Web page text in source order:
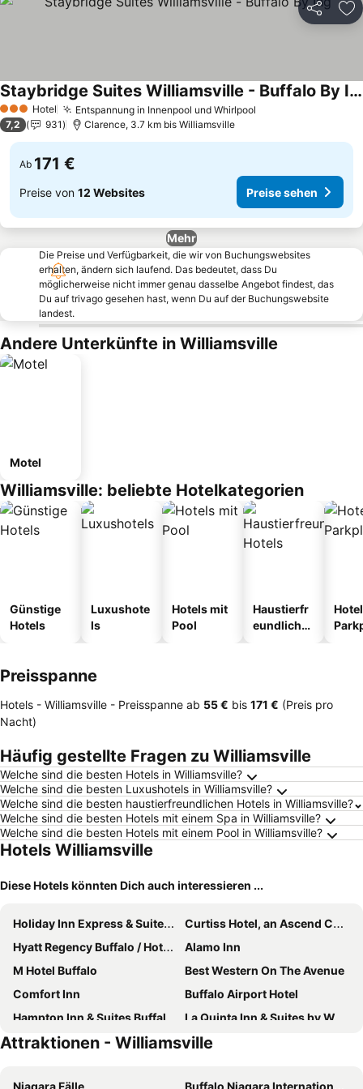
Teilen
3 SterneHotel Entspannung in Innenpool und Whirlpool
Staybridge Suites Williamsville - Buffalo By Ihg
Preise sehen
7,2 931 Clarence, 3.7 km bis Williamsville
Ab 171 €
Preise von 12 Websites Preise sehen
Mehr
Die Preise und Verfügbarkeit, die wir von Buchungswebsites
erhalten, ändern sich laufend. Das bedeutet, dass Du
möglicherweise nicht immer genau dasselbe Angebot findest, das
Du auf trivago gesehen hast, wenn Du auf der Buchungswebsite
landest.
Andere Unterkünfte in Williamsville
Motel
Williamsville: beliebte Hotelkategorien
Günstige
Hotels
Luxushote
ls
Hotels mit
Pool
Haustierfr
eundliche
Preisspanne
Hotels - Williamsville - Preisspanne ab ‎55 € bis ‎171 € (Preis pro
Nacht)
Häufig gestellte Fragen zu Williamsville
Welche sind die besten Hotels in Williamsville?
Welche sind die besten Luxushotels in Williamsville?
Welche sind die besten haustierfreundlichen Hotels in Williamsville?
Welche sind die besten Hotels mit einem Spa in Williamsville?
Welche sind die besten Hotels mit einem Pool in Williamsville?
Hotels Williamsville
Diese Hotels könnten Dich auch interessieren ...
Holiday Inn Express & Suites Buffalo Downtown - Medical Ctr By Ihg
Curtiss Hotel, an Ascend Collection Hotel
Hyatt Regency Buffalo / Hotel and Conference Center
Alamo Inn
M Hotel Buffalo
Best Western On The Avenue
Comfort Inn
Buffalo Airport Hotel
Hampton Inn & Suites Buffalo Airport
La Quinta Inn & Suites by Wyndham Buffalo Amherst
Hilton Garden Inn Buffalo-Downtown
Extended Stay America Suites - Buffalo - Airport
Attraktionen - Williamsville
Niagara Fälle
Buffalo Niagara International Airport